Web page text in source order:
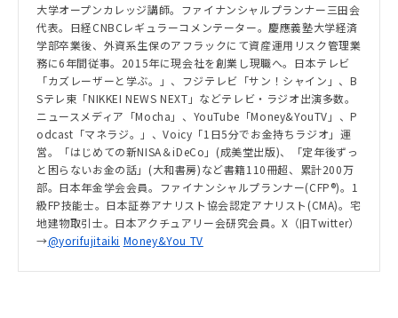
大学オープンカレッジ講師。ファイナンシャルプランナー三田会
代表。日経CNBCレギュラーコメンテーター。慶應義塾大学経済
学部卒業後、外資系生保のアフラックにて資産運用リスク管理業
務に6年間従事。2015年に現会社を創業し現職へ。日本テレビ
「カズレーザーと学ぶ。」、フジテレビ「サン！シャイン」、B
Sテレ東「NIKKEI NEWS NEXT」などテレビ・ラジオ出演多数。
ニュースメディア「Mocha」、YouTube「Money&YouTV」、P
odcast「マネラジ。」、Voicy「1日5分でお金持ちラジオ」運
営。「はじめての新NISA＆iDeCo」(成美堂出版)、「定年後ずっ
と困らないお金の話」(大和書房)など書籍110冊超、累計200万
部。日本年金学会会員。ファイナンシャルプランナー(CFP®)。1
級FP技能士。日本証券アナリスト協会認定アナリスト(CMA)。宅
地建物取引士。日本アクチュアリー会研究会員。X（旧Twitter）
→@yorifujitaiki Money&You TV